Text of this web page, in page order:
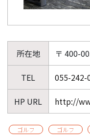
所在地 〒 400-
TEL 055-242-
HP URL http://
ゴルフ ゴルフ